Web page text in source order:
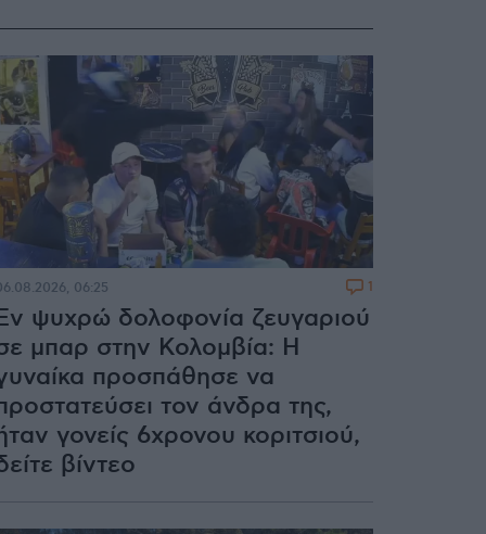
ψυχρώ δολοφονία ζευγαριού
μπαρ στην Κολομβία: Η
προσπάθησε να
τον άνδρα της,
γονείς 6χρονου κοριτσιού,
βίντεο
06:25 1